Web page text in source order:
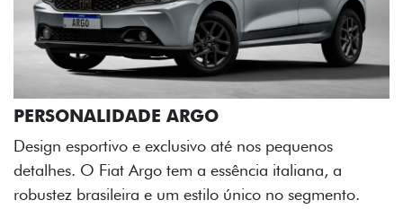
nos pequenos
italiana, a
único no segmento.